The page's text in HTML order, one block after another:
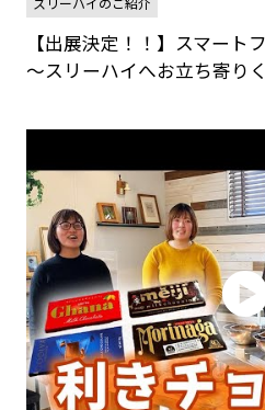
スリーハイのご紹介
【出展決定！！】スマート
～スリーハイへお立ち寄り